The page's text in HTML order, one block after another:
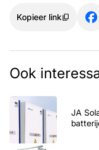
Kopieer link
Ook
JA